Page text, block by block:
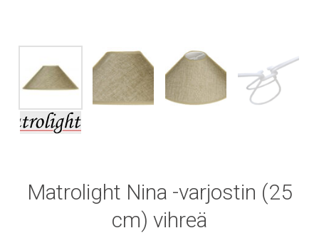
Matrolight Nina -varjostin (25
cm) vihreä